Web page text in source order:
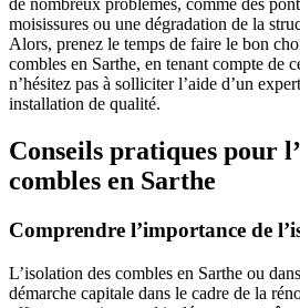
de nombreux problèmes, comme des
moisissures ou une dégradation de la
Alors, prenez le temps de faire le bon
combles en Sarthe, en tenant compte de
n’hésitez pas à solliciter l’aide d’un
installation de qualité.
Conseils pratiques pour
combles en Sarthe
Comprendre l’importance de
L’isolation des combles en Sarthe ou
démarche capitale dans le cadre de la